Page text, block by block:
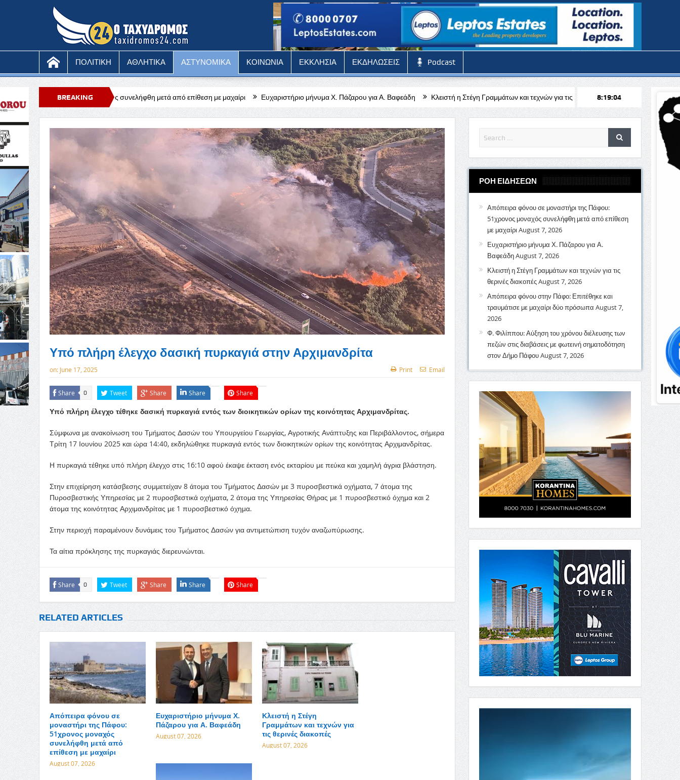
ΠΟΛΙΤΙΚΗ ΑΘΛΗΤΙΚΑ ΑΣΤΥΝΟΜΙΚΑ ΚΟΙΝΩΝΙΑ ΕΚΚΛΗΣΙΑ ΕΚΔΗΛΩΣΕΙΣ Podcast
BREAKING
NEWS
μοναχός συνελήφθη μετά από επίθεση με μαχαίρι Ευχαριστήριο μήνυμα Χ. Πάζαρου για Α. Βαφεάδη Κλειστή η Στέγη Γραμμάτων και τεχνών για τις θερινές διακοπές Απόπειρα φόνου στην Πάφο:
8:19:06
Υπό πλήρη έλεγχο δασική πυρκαγιά στην Αρχιμανδρίτα
on: June 17, 2025 Print Email
Share 0 Tweet Share Share Share
Υπό πλήρη έλεγχο τέθηκε δασική πυρκαγιά εντός των διοικητικών ορίων της κοινότητας Αρχιμανδρίτας.
Σύμφωνα με ανακοίνωση του Τμήματος Δασών του Υπουργείου Γεωργίας, Αγροτικής Ανάπτυξης και Περιβάλλοντος, σήμερα
Τρίτη 17 Ιουνίου 2025 και ώρα 14:40, εκδηλώθηκε πυρκαγιά εντός των διοικητικών ορίων της κοινότητας Αρχιμανδρίτας.
Η πυρκαγιά τέθηκε υπό πλήρη έλεγχο στις 16:10 αφού έκαψε έκταση ενός εκταρίου με πεύκα και χαμηλή άγρια βλάστηση.
Στην επιχείρηση κατάσβεσης συμμετείχαν 8 άτομα του Τμήματος Δασών με 3 πυροσβεστικά οχήματα, 7 άτομα της
Πυροσβεστικής Υπηρεσίας με 2 πυροσβεστικά οχήματα, 2 άτομα της Υπηρεσίας Θήρας με 1 πυροσβεστικό όχημα και 2
άτομα της κοινότητας Αρχιμανδρίτας με 1 πυροσβεστικό όχημα.
Στην περιοχή παραμένουν δυνάμεις του Τμήματος Δασών για αντιμετώπιση τυχόν αναζωπύρωσης.
Τα αίτια πρόκλησης της πυρκαγιάς διερευνώνται.
Share 0 Tweet Share Share Share
RELATED ARTICLES
Απόπειρα φόνου σε
μοναστήρι της Πάφου:
51χρονος μοναχός
συνελήφθη μετά από
επίθεση με μαχαίρι
August 07, 2026
Ευχαριστήριο μήνυμα Χ.
Πάζαρου για Α. Βαφεάδη
August 07, 2026
Κλειστή η Στέγη
Γραμμάτων και τεχνών για
τις θερινές διακοπές
August 07, 2026
ΡΟΗ ΕΙΔΗΣΕΩΝ
Απόπειρα φόνου σε μοναστήρι της Πάφου:
51χρονος μοναχός συνελήφθη μετά από επίθεση
με μαχαίριAugust 7, 2026
Ευχαριστήριο μήνυμα Χ. Πάζαρου για Α.
ΒαφεάδηAugust 7, 2026
Κλειστή η Στέγη Γραμμάτων και τεχνών για τις
θερινές διακοπέςAugust 7, 2026
Απόπειρα φόνου στην Πάφο: Επιτέθηκε και
τραυμάτισε με μαχαίρι δύο πρόσωπα August 7,
2026
Φ. Φιλίππου: Αύξηση του χρόνου διέλευσης των
πεζών στις διαβάσεις με φωτεινή σηματοδότηση
στον Δήμο ΠάφουAugust 7, 2026